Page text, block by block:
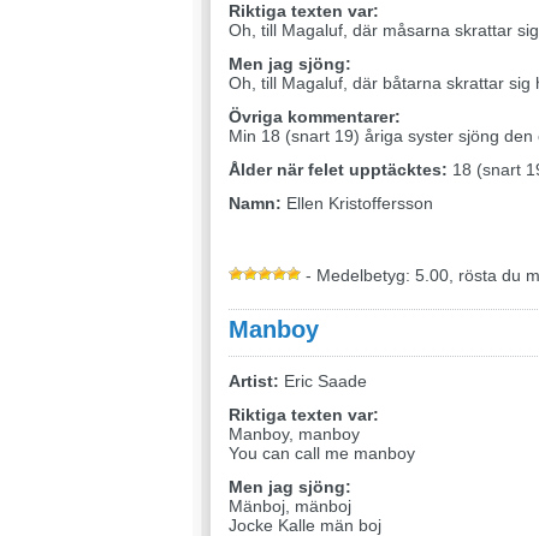
Riktiga texten var:
Oh, till Magaluf, där måsarna skrattar
Men jag sjöng:
Oh, till Magaluf, där båtarna skrattar sig
Övriga kommentarer:
Min 18 (snart 19) åriga syster sjöng den
Ålder när felet upptäcktes: 18 (snart
Namn: Ellen Kristoffersson
- Medelbetyg: 5.00, rösta du
Manboy
Artist: Eric Saade
Riktiga texten var:
Manboy, manboy
You can call me manboy
Men jag sjöng:
Mänboj, mänboj
Jocke Kalle män boj